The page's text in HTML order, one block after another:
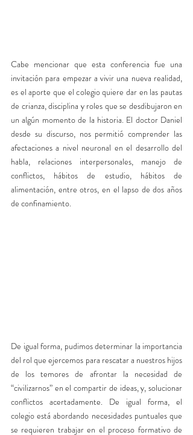
Cabe mencionar que esta conferencia fue una
invitación para empezar a vivir una nueva realidad,
es el aporte que el colegio quiere dar en las pautas
de crianza, disciplina y roles que se desdibujaron en
un algún momento de la historia. El doctor Daniel
desde su discurso, nos permitió comprender las
afectaciones a nivel neuronal en el desarrollo del
habla, relaciones interpersonales, manejo de
conflictos, hábitos de estudio, hábitos de
alimentación, entre otros, en el lapso de dos años
de confinamiento.
De igual forma, pudimos determinar la importancia
del rol que ejercemos para rescatar a nuestros hijos
de los temores de afrontar la necesidad de
“civilizarnos” en el compartir de ideas, y, solucionar
conflictos acertadamente. De igual forma, el
colegio está abordando necesidades puntuales que
se requieren trabajar en el proceso formativo de